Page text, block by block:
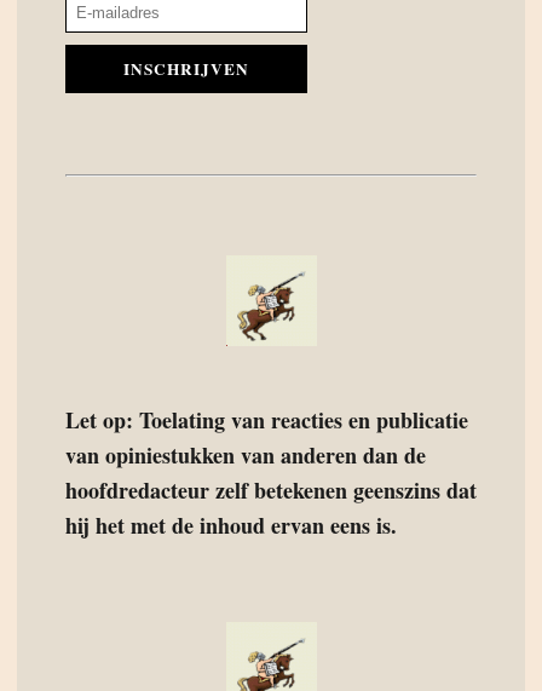
INSCHRIJVEN
Let op: Toelating van reacties en publicatie
van opiniestukken van anderen dan de
hoofdredacteur zelf betekenen geenszins dat
hij het met de inhoud ervan eens is.